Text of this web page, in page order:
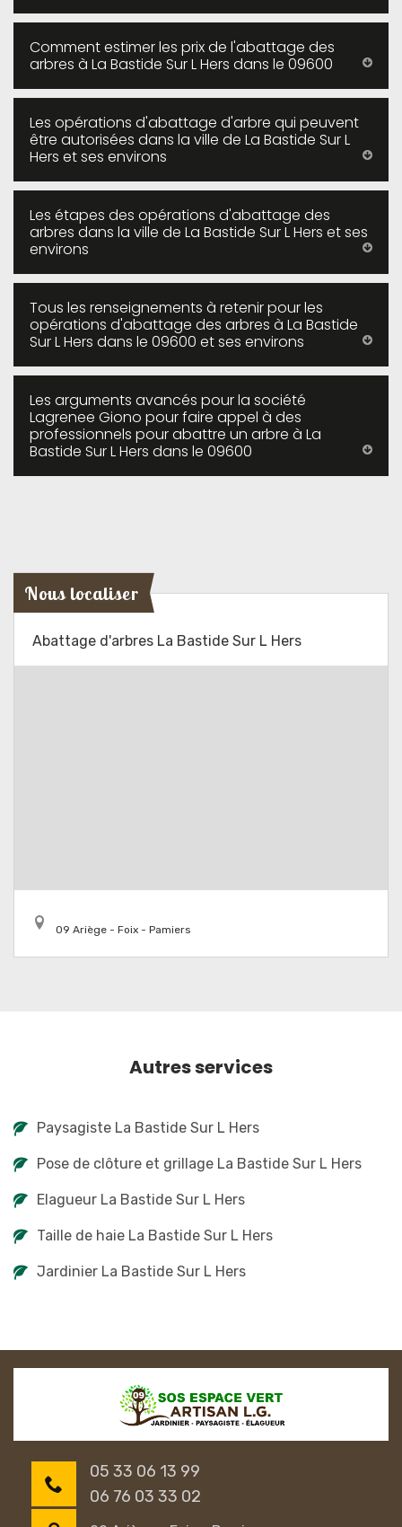
Comment estimer les prix de l'abattage des
arbres à La Bastide Sur L Hers dans le 09600
Les opérations d'abattage d'arbre qui peuvent
être autorisées dans la ville de La Bastide Sur L
Hers et ses environs
Les étapes des opérations d'abattage des
arbres dans la ville de La Bastide Sur L Hers et ses
environs
Tous les renseignements à retenir pour les
opérations d'abattage des arbres à La Bastide
Sur L Hers dans le 09600 et ses environs
Les arguments avancés pour la société
Lagrenee Giono pour faire appel à des
professionnels pour abattre un arbre à La
Bastide Sur L Hers dans le 09600
Nous localiser
Abattage d'arbres La Bastide Sur L Hers
09 Ariège - Foix - Pamiers
Autres services
Paysagiste La Bastide Sur L Hers
Pose de clôture et grillage La Bastide Sur L Hers
Elagueur La Bastide Sur L Hers
Taille de haie La Bastide Sur L Hers
Jardinier La Bastide Sur L Hers
05 33 06 13 99
06 76 03 33 02